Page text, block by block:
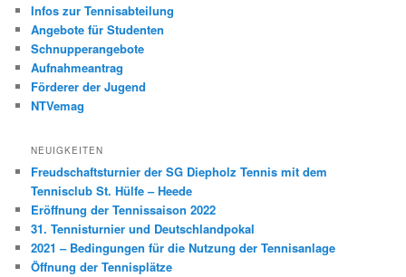
Infos zur Tennisabteilung
Angebote für Studenten
Schnupperangebote
Aufnahmeantrag
Förderer der Jugend
NTVemag
NEUIGKEITEN
Freudschaftsturnier der SG Diepholz Tennis mit dem
Tennisclub St. Hülfe – Heede
Eröffnung der Tennissaison 2022
31. Tennisturnier und Deutschlandpokal
2021 – Bedingungen für die Nutzung der Tennisanlage
Öffnung der Tennisplätze